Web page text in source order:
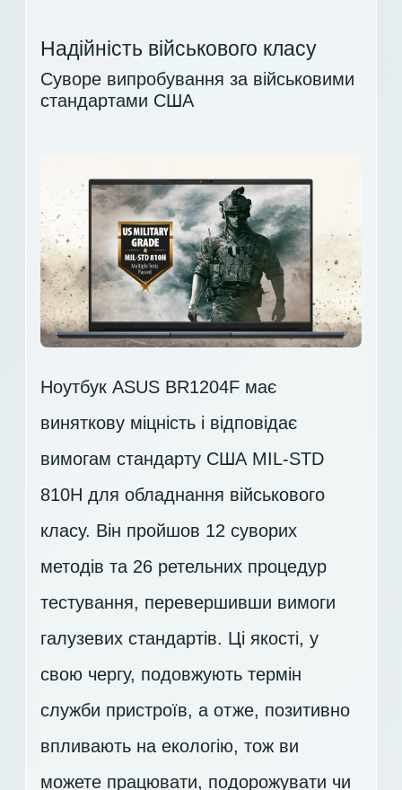
Надійність військового класу
Суворе випробування за військовими
стандартами США
Ноутбук ASUS BR1204F має
виняткову міцність і відповідає
вимогам стандарту США MIL-STD
810H для обладнання військового
класу. Він пройшов 12 суворих
методів та 26 ретельних процедур
тестування, перевершивши вимоги
галузевих стандартів. Ці якості, у
свою чергу, подовжують термін
служби пристроїв, а отже, позитивно
впливають на екологію, тож ви
можете працювати, подорожувати чи